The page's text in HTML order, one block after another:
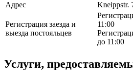
Адрес
Kneippstr.
Регистрация заезда и
выезда постояльцев
11:00
до 11:00
Услуги,